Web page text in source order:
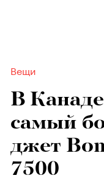
Вещи
В
самый
джет
7500